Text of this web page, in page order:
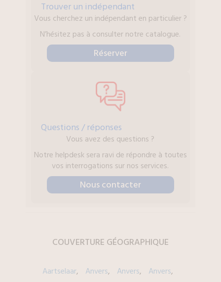
Trouver un indépendant
Vous cherchez un indépendant en particulier ?
N’hésitez pas à consulter notre catalogue.
Réserver
Questions / réponses
Vous avez des questions ?
Notre helpdesk sera ravi de répondre à toutes
vos interrogations sur nos services.
Nous contacter
COUVERTURE GÉOGRAPHIQUE
Aartselaar Anvers Anvers
Anvers